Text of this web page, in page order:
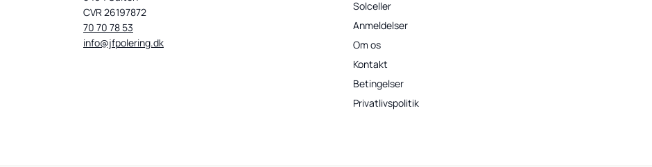
CVR 26197872
70 70 78 53
info@jfpolering.dk
Solceller
Anmeldelser
Om os
Kontakt
Betingelser
Privatlivspolitik